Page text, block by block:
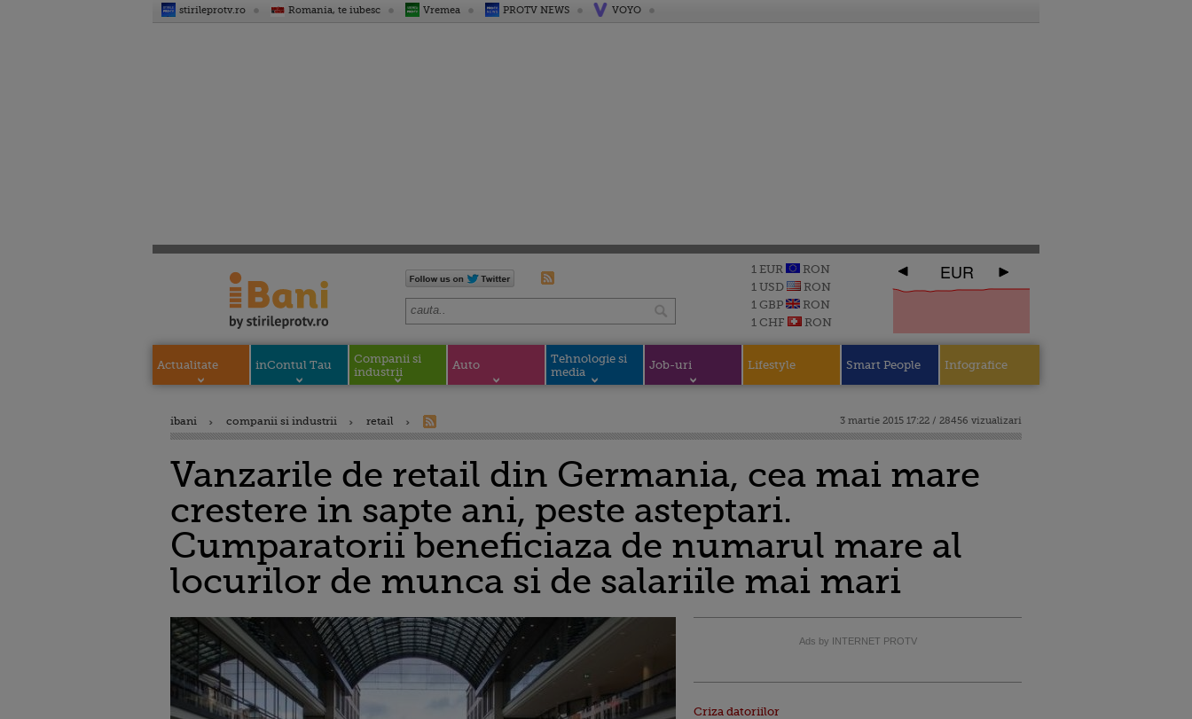
stirileprotv.ro Romania, te iubesc Vremea PROTV NEWS VOYO
1 EUR
RON
1 USD
RON
1 GBP
RON
1 CHF
RON
EUR
Actualitate inContul Tau
Companii si
industrii
Auto
Tehnologie si
media
Job-uri Lifestyle Smart People Infografice
ibani companii si industrii retail 3 martie 2015 17:22 / 28456 vizualizari
Vanzarile de retail din Germania, cea mai mare
crestere in sapte ani, peste asteptari.
Cumparatorii beneficiaza de numarul mare al
locurilor de munca si de salariile mai mari
Ads by INTERNET PROTV
Criza datoriilor